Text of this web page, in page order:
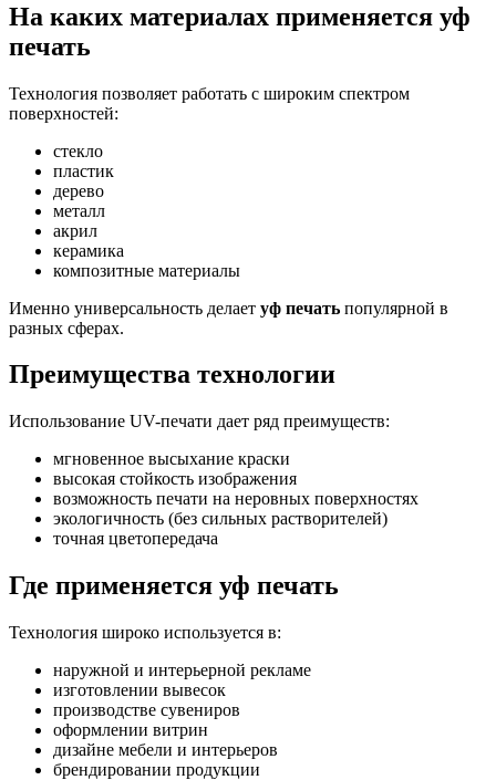
На каких материалах применяется уф
печать
Технология позволяет работать с широким спектром
поверхностей:
стекло
пластик
дерево
металл
акрил
керамика
композитные материалы
Именно универсальность делает уф печать популярной в
разных сферах.
Преимущества технологии
Использование UV-печати дает ряд преимуществ:
мгновенное высыхание краски
высокая стойкость изображения
возможность печати на неровных поверхностях
экологичность (без сильных растворителей)
точная цветопередача
Где применяется уф печать
Технология широко используется в:
наружной и интерьерной рекламе
изготовлении вывесок
производстве сувениров
оформлении витрин
дизайне мебели и интерьеров
брендировании продукции